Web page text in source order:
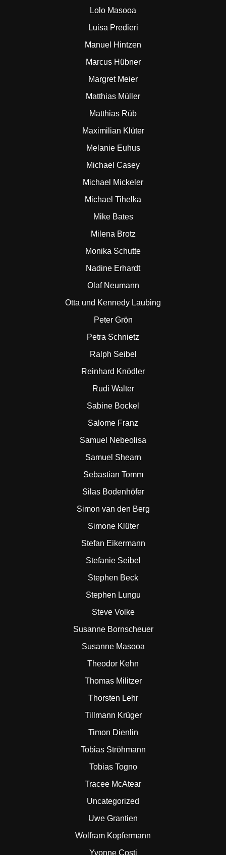
Lolo Masooa
Luisa Predieri
Manuel Hintzen
Marcus Hübner
Margret Meier
Matthias Müller
Matthias Rüb
Maximilian Klüter
Melanie Euhus
Michael Casey
Michael Mickeler
Michael Tihelka
Mike Bates
Milena Brotz
Monika Schutte
Nadine Erhardt
Olaf Neumann
Otta und Kennedy Laubing
Peter Grön
Petra Schnietz
Ralph Seibel
Reinhard Knödler
Rudi Walter
Sabine Bockel
Salome Franz
Samuel Nebeolisa
Samuel Shearn
Sebastian Tomm
Silas Bodenhöfer
Simon van den Berg
Simone Klüter
Stefan Eikermann
Stefanie Seibel
Stephen Beck
Stephen Lungu
Steve Volke
Susanne Bornscheuer
Susanne Masooa
Theodor Kehn
Thomas Militzer
Thorsten Lehr
Tillmann Krüger
Timon Dienlin
Tobias Ströhmann
Tobias Togno
Tracee McAtear
Uncategorized
Uwe Grantien
Wolfram Kopfermann
Yvonne Costi